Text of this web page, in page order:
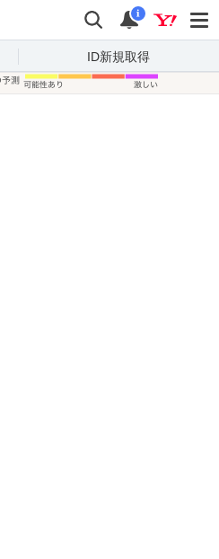
検索 通知
i
ID新規取得